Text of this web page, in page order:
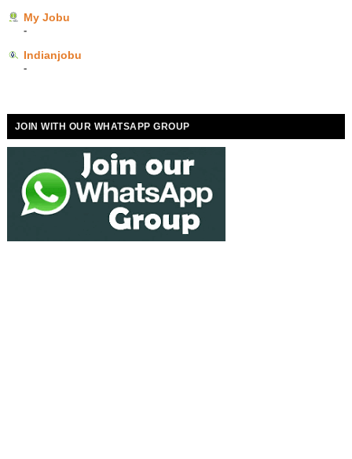
My Jobu
-
Indianjobu
-
JOIN WITH OUR WHATSAPP GROUP